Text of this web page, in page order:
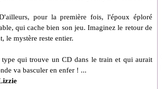
pour la première fois, l'époux éploré
qui cache bien son jeu. Imaginez le retour de
le mystère reste entier.
qui trouve un CD dans le train et qui aurait
va basculer en enfer ! ...